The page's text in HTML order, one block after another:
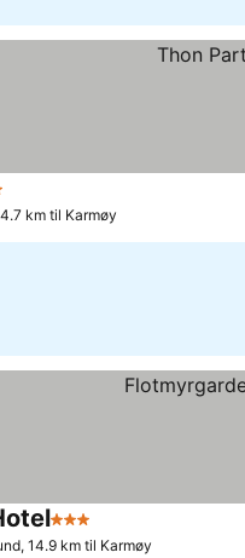
km til Karmøy
3 Stjerner
14.9 km til Karmøy